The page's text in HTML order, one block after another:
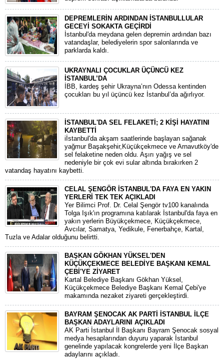
DEPREMLERİN ARDINDAN İSTANBULLULAR
GECEYİ SOKAKTA GEÇİRDİ
İstanbul'da meydana gelen depremin ardından bazı
vatandaşlar, belediyelerin spor salonlarında ve
parklarda kaldı.
UKRAYNALI ÇOCUKLAR ÜÇÜNCÜ KEZ
İSTANBUL’DA
İBB, kardeş şehir Ukrayna’nın Odessa kentinden
çocukları bu yıl üçüncü kez İstanbul’da ağırlıyor.
İSTANBUL'DA SEL FELAKETİ; 2 KİŞİ HAYATINI
KAYBETTİ
iİstanbul'da akşam saatlerinde başlayan sağanak
yağmur Başakşehir,Küçükçekmece ve Arnavutköy'de
sel felaketine neden oldu. Aşırı yağış ve sel
nedeniyle bir çok evi sular altında bırakırken 2
vatandaş hayatını kaybetti.
CELAL ŞENGÖR İSTANBUL'DA FAYA EN YAKIN
YERLERİ TEK TEK AÇIKLADI
Yer Bilimci Prof. Dr. Celal Şengör tv100 kanalında
Tolga Işık'ın programına katılarak İstanbul'da faya en
yakın yerlerin Büyükçekmece, Küçükçekmece,
Avcılar, Samatya, Yedikule, Fenerbahçe, Kartal,
Tuzla ve Adalar olduğunu belirtti.
BAŞKAN GÖKHAN YÜKSEL'DEN
KÜÇÜKÇEKMECE BELEDİYE BAŞKANI KEMAL
ÇEBİ'YE ZİYARET
Kartal Belediye Başkanı Gökhan Yüksel,
Küçükçekmece Belediye Başkanı Kemal Çebi'ye
makamında nezaket ziyareti gerçekleştirdi.
BAYRAM ŞENOCAK AK PARTİ İSTANBUL İLÇE
BAŞKAN ADAYLARINI AÇIKLADI
AK Parti İstanbul İl Başkanı Bayram Şenocak sosyal
medya hesaplarından duyuru yaparak İstanbul
genelinde yapılacak kongrelerde yeni İlçe Başkan
adaylarını açıkladı.